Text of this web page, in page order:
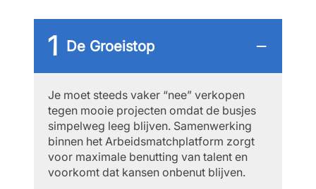
De Groeistop
Je moet steeds vaker “neeˮ verkopen
tegen mooie projecten omdat de busjes
simpelweg leeg blijven. Samenwerking
binnen het Arbeidsmatchplatform zorgt
voor maximale benutting van talent en
voorkomt dat kansen onbenut blijven.